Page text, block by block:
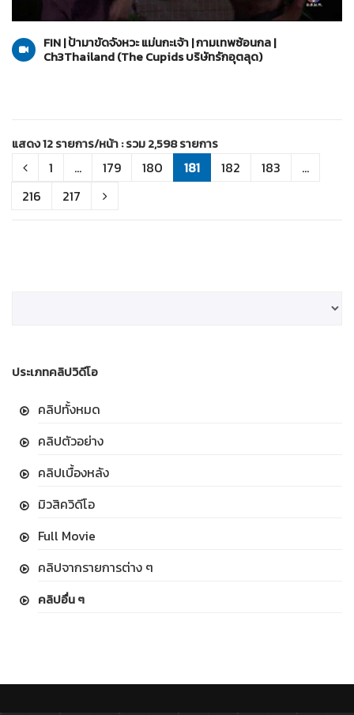
12-06-2560
The Cupids บริษัทรักอุตลุด
FIN | ป้ามาขัดจังหวะ แม่นกะเจ้า | กามเทพซ้อนกล |
Ch3Thailand (The Cupids บริษัทรักอุตลุด)
แสดง 12 รายการ/หน้า : รวม 2,598 รายการ
1 ... 179 180 181 182 183
...
216
217
ประเภทคลิปวิดีโอ
คลิปทั้งหมด
คลิปตัวอย่าง
คลิปเบื้องหลัง
มิวสิควิดีโอ
Full Movie
คลิปจากรายการต่าง ๆ
คลิปอื่น ๆ